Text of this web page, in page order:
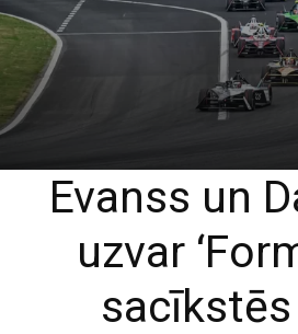
Evanss un
uzvar